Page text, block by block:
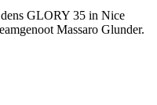
GLORY 35 in Nice
Massaro Glunder.